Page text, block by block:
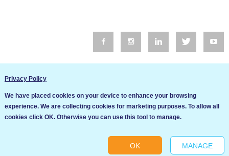
Общи условия
Cookie settings
Privacy Policy
We have placed cookies on your device to enhance your browsing
experience. We are collecting cookies for marketing purposes. To allow all
cookies click OK. Otherwise you can use this tool to manage.
OK MANAGE
Ние използваме бисквитки за да подобрим услугите си. Ако
продължите да посещавате този сайт, ние приемаме, че се